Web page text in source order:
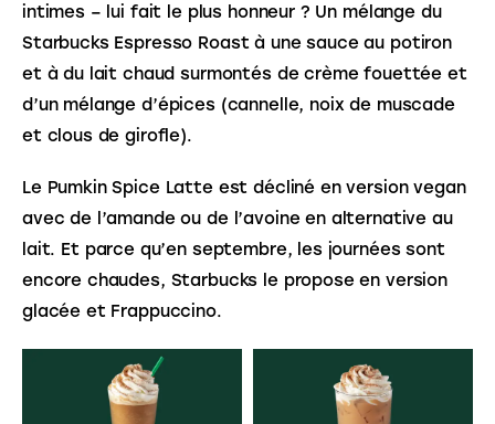
intimes – lui fait le plus honneur ? Un mélange du
Starbucks Espresso Roast à une sauce au potiron
et à du lait chaud surmontés de crème fouettée et
d’un mélange d’épices (cannelle, noix de muscade
et clous de girofle).
Le Pumkin Spice Latte est décliné en version vegan
avec de l’amande ou de l’avoine en alternative au
lait. Et parce qu’en septembre, les journées sont
encore chaudes, Starbucks le propose en version
glacée et Frappuccino.